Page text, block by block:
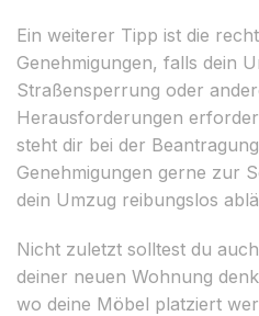
Ein weiterer Tipp ist die
Genehmigungen, falls dein
Straßensperrung oder
Herausforderungen
steht dir bei der
Genehmigungen gerne zur
dein Umzug reibungslos
Nicht zuletzt solltest du
deiner neuen Wohnung
wo deine Möbel platziert